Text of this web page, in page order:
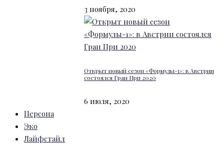
3 ноября, 2020
Открыт новый сезон «Формулы-1»: в Австрии
состоялся Гран При 2020
6 июля, 2020
Персона
Эко
Лайфстайл